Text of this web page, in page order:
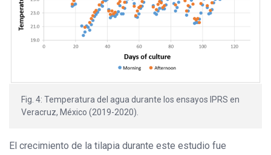
Fig. 4: Temperatura del agua durante los ensayos IPRS en
Veracruz, México (2019-2020).
El crecimiento de la tilapia durante este estudio fue